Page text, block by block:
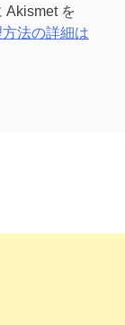
Akismet を
法の詳細は